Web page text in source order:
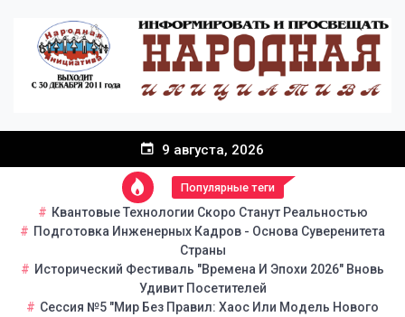
содержанию
9 августа, 2026
Популярные теги
Квантовые Технологии Скоро Станут Реальностью
Подготовка Инженерных Кадров - Основа Суверенитета
Страны
Исторический Фестиваль "Времена И Эпохи 2026" Вновь
Удивит Посетителей
Сессия №5 "Мир Без Правил: Хаос Или Модель Нового